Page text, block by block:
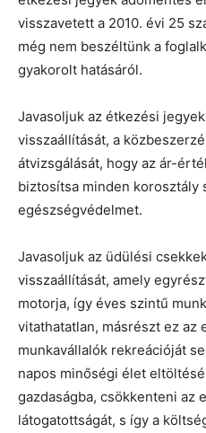
visszavetett a 2010. évi 25
még nem beszéltünk a
gyakorolt hatásáról.
Javasoljuk az étkezési
visszaállítását, a
átvizsgálását, hogy az ár-
biztosítsa minden korosztály
egészségvédelmet.
Javasoljuk az üdülési
visszaállítását, amely
motorja, így éves szintű
vitathatatlan, másrészt ez az
munkavállalók rekreációját
napos minőségi élet
gazdaságba, csökkenteni az
látogatottságát, s így a